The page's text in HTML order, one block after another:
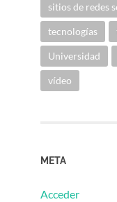
sitios de redes
tecnologías
Universidad
vídeo
META
Acceder